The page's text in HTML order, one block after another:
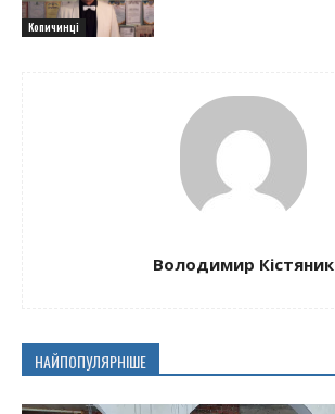
Копичинці
Володимир Кістяник
НАЙПОПУЛЯРНІШЕ